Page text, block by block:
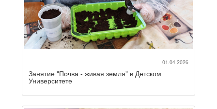
01.04.2026
Занятие "Почва - живая земля" в Детском
Университете